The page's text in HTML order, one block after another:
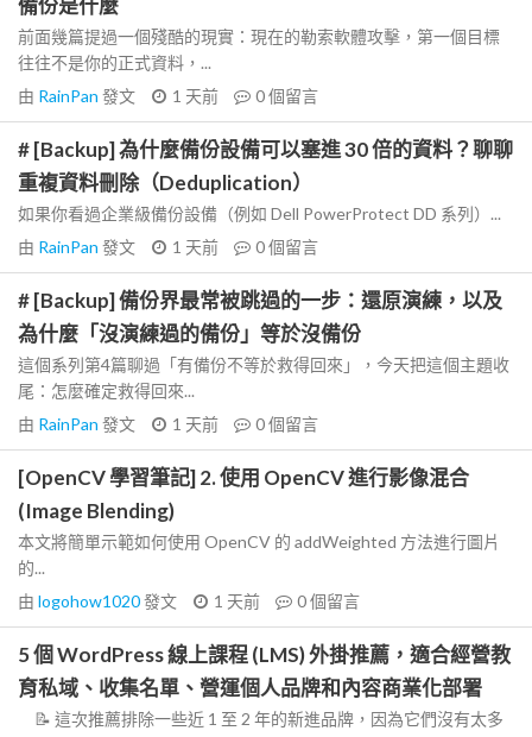
備份是什麼
前面幾篇提過一個殘酷的現實：現在的勒索軟體攻擊，第一個目標
往往不是你的正式資料，...
由 RainPan 發文 1 天前 0個留言
# [Backup] 為什麼備份設備可以塞進 30 倍的資料？聊聊
重複資料刪除（Deduplication）
如果你看過企業級備份設備（例如 Dell PowerProtect DD 系列）...
由 RainPan 發文 1 天前 0個留言
# [Backup] 備份界最常被跳過的一步：還原演練，以及
為什麼「沒演練過的備份」等於沒備份
這個系列第4篇聊過「有備份不等於救得回來」，今天把這個主題收
尾：怎麼確定救得回來...
由 RainPan 發文 1 天前 0個留言
[OpenCV 學習筆記] 2. 使用 OpenCV 進行影像混合
(Image Blending)
本文將簡單示範如何使用 OpenCV 的 addWeighted 方法進行圖片
的...
由 logohow1020發文 1 天前 0個留言
5 個 WordPress 線上課程 (LMS) 外掛推薦，適合經營教
育私域、收集名單、營運個人品牌和內容商業化部署
📝 這次推薦排除一些近 1 至 2 年的新進品牌，因為它們沒有太多